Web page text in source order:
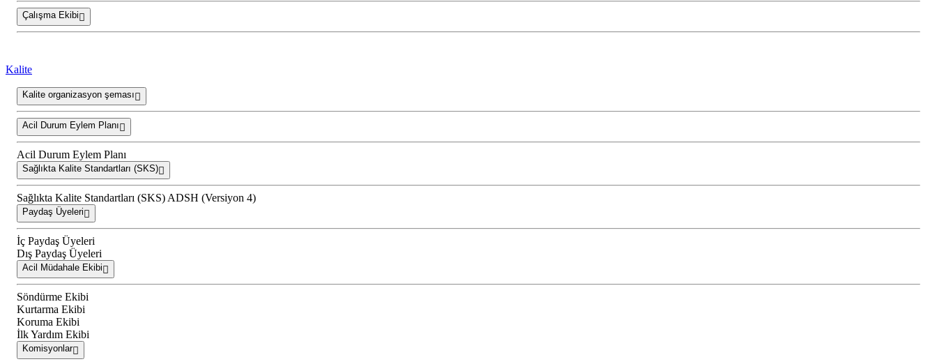
Çalışma Ekibi
Kalite
Kalite organizasyon şeması
Acil Durum Eylem Planı
Acil Durum Eylem Planı
Sağlıkta Kalite Standartları (SKS)
Sağlıkta Kalite Standartları (SKS) ADSH (Versiyon 4)
Paydaş Üyeleri
İç Paydaş Üyeleri
Dış Paydaş Üyeleri
Acil Müdahale Ekibi
Söndürme Ekibi
Kurtarma Ekibi
Koruma Ekibi
İlk Yardım Ekibi
Komisyonlar